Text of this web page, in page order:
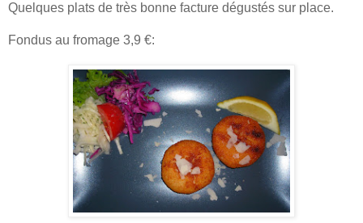
Quelques plats de très bonne facture dégustés sur place.
Fondus au fromage 3,9 €: